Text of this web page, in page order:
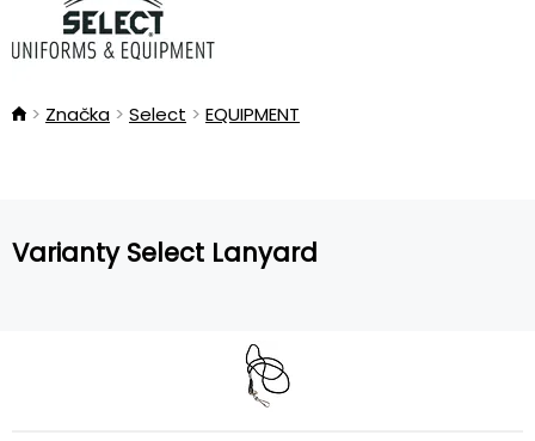
Značka Select EQUIPMENT
Varianty Select Lanyard